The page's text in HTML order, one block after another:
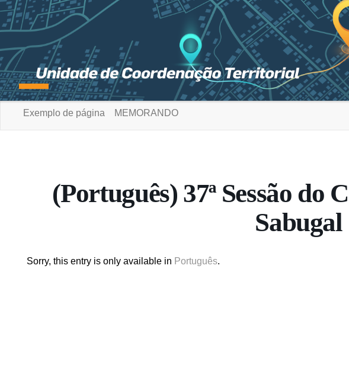
Exemplo de página MEMORANDO
(Português) 37ª Sessão do
Sabugal
Sorry, this entry is only available in Português.